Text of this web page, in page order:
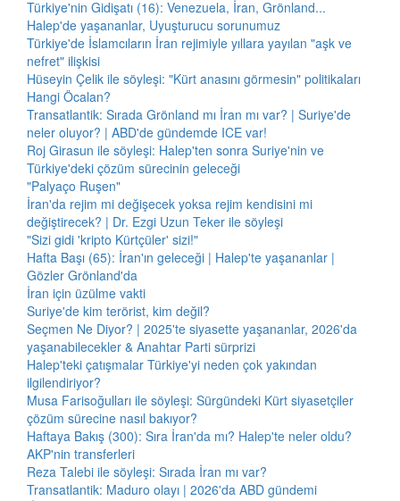
Türkiye'nin Gidişatı (16): Venezuela, İran, Grönland...
Halep'de yaşananlar, Uyuşturucu sorunumuz
Türkiye'de İslamcıların İran rejimiyle yıllara yayılan "aşk ve
nefret" ilişkisi
Hüseyin Çelik ile söyleşi: "Kürt anasını görmesin" politikaları
Hangi Öcalan?
Transatlantik: Sırada Grönland mı İran mı var? | Suriye'de
neler oluyor? | ABD'de gündemde ICE var!
Roj Girasun ile söyleşi: Halep'ten sonra Suriye'nin ve
Türkiye'deki çözüm sürecinin geleceği
"Palyaço Ruşen"
İran'da rejim mi değişecek yoksa rejim kendisini mi
değiştirecek? | Dr. Ezgi Uzun Teker ile söyleşi
"Sizi gidi 'kripto Kürtçüler' sizi!"
Hafta Başı (65): İran'ın geleceği | Halep'te yaşananlar |
Gözler Grönland'da
İran için üzülme vakti
Suriye'de kim terörist, kim değil?
Seçmen Ne Diyor? | 2025'te siyasette yaşananlar, 2026'da
yaşanabilecekler & Anahtar Parti sürprizi
Halep'teki çatışmalar Türkiye'yi neden çok yakından
ilgilendiriyor?
Musa Farisoğulları ile söyleşi: Sürgündeki Kürt siyasetçiler
çözüm sürecine nasıl bakıyor?
Haftaya Bakış (300): Sıra İran'da mı? Halep'te neler oldu?
AKP'nin transferleri
Reza Talebi ile söyleşi: Sırada İran mı var?
Transatlantik: Maduro olayı | 2026'da ABD gündemi